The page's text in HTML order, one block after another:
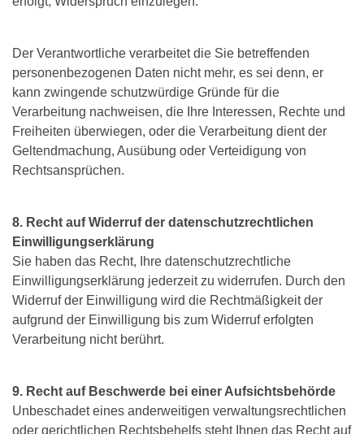
Der Verantwortliche verarbeitet die Sie betreffenden
personenbezogenen Daten nicht mehr, es sei denn, er
kann zwingende schutzwürdige Gründe für die
Verarbeitung nachweisen, die Ihre Interessen, Rechte und
Freiheiten überwiegen, oder die Verarbeitung dient der
Geltendmachung, Ausübung oder Verteidigung von
Rechtsansprüchen.
8. Recht auf Widerruf der datenschutzrechtlichen
Einwilligungserklärung
Sie haben das Recht, Ihre datenschutzrechtliche
Einwilligungserklärung jederzeit zu widerrufen. Durch den
Widerruf der Einwilligung wird die Rechtmäßigkeit der
aufgrund der Einwilligung bis zum Widerruf erfolgten
Verarbeitung nicht berührt.
9. Recht auf Beschwerde bei einer Aufsichtsbehörde
Unbeschadet eines anderweitigen verwaltungsrechtlichen
oder gerichtlichen Rechtsbehelfs steht Ihnen das Recht auf